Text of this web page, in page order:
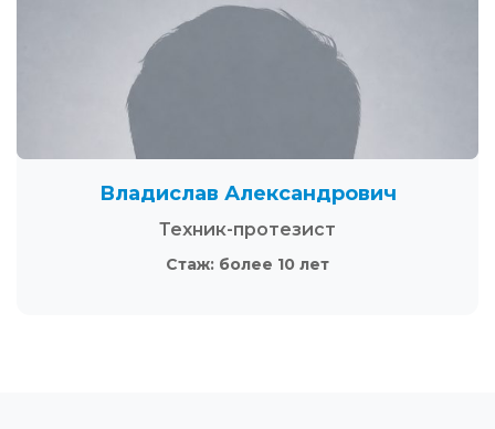
Владислав Александрович
Техник-протезист
Стаж: более 10 лет